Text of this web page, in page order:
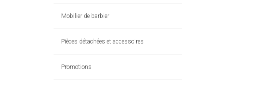
Mobilier de barbier
Pièces détachées et accessoires
Promotions